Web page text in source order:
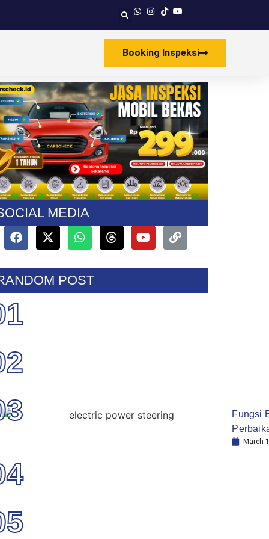
Booking Inspeksi
MEDIA
POST
Fungsi
March